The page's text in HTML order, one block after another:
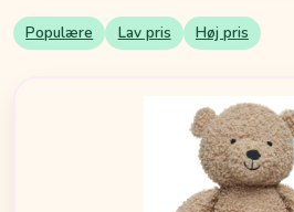
Populære Lav pris Høj pris